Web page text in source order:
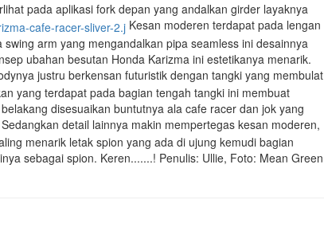
pada aplikasi fork depan yang andalkan girder layaknya
Kesan moderen terdapat pada lengan
arm yang mengandalkan pipa seamless ini desainnya
ubahan besutan Honda Karizma ini estetikanya menarik.
justru berkensan futuristik dengan tangki yang membulat
yang terdapat pada bagian tengah tangki ini membuat
disesuaikan buntutnya ala cafe racer dan jok yang
Sedangkan detail lainnya makin mempertegas kesan moderen,
menarik letak spion yang ada di ujung kemudi bagian
sebagai spion. Keren.......! Penulis: Ullie, Foto: Mean Green